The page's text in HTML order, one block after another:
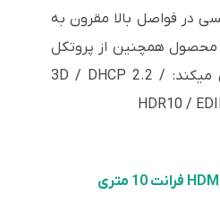
در فواصل بالا مقرون به
محصول همچنین از پروتکل
های زیر نیز پشتیبانی میکند: 3D / DHCP 2.2 /
HDR10 /